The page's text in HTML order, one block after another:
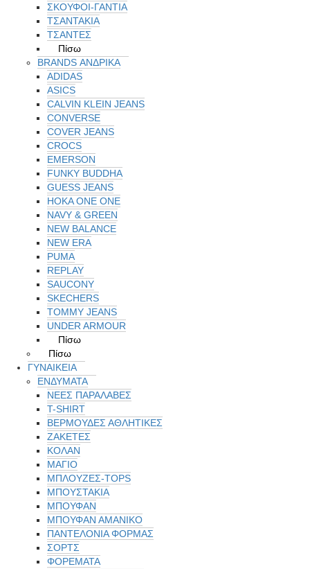
ΣΚΟΥΦΟΙ-ΓΑΝΤΙΑ
ΤΣΑΝΤΑΚΙΑ
ΤΣΑΝΤΕΣ
Πίσω
BRANDS ΑΝΔΡΙΚΆ
ADIDAS
ASICS
CALVIN KLEIN JEANS
CONVERSE
COVER JEANS
CROCS
EMERSON
FUNKY BUDDHA
GUESS JEANS
HOKA ONE ONE
NAVY & GREEN
NEW BALANCE
NEW ERA
PUMA
REPLAY
SAUCONY
SKECHERS
TOMMY JEANS
UNDER ARMOUR
Πίσω
Πίσω
ΓΥΝΑΙΚΕΙΑ
ΕΝΔΥΜΑΤΑ
ΝΕΕΣ ΠΑΡΑΛΑΒΕΣ
T-SHIRT
ΒΕΡΜΟΥΔΕΣ ΑΘΛΗΤΙΚΕΣ
ΖΑΚΕΤΕΣ
ΚΟΛΑΝ
ΜΑΓΙΟ
ΜΠΛΟΥΖΕΣ-TOPS
ΜΠΟΥΣΤΑΚΙΑ
ΜΠΟΥΦΑΝ
ΜΠΟΥΦΑΝ ΑΜΑΝΙΚΟ
ΠΑΝΤΕΛΟΝΙΑ ΦΟΡΜΑΣ
ΣΟΡΤΣ
ΦΟΡΕΜΑΤΑ